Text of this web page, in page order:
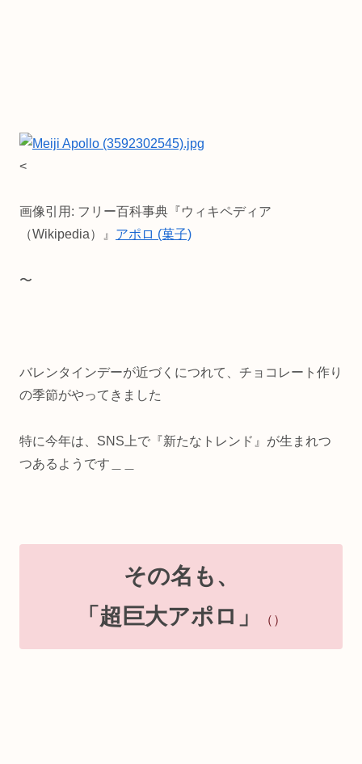
<
画像引用: フリー百科事典『ウィキペディア
（Wikipedia）』 アポロ (菓子)
〜
バレンタインデーが近づくにつれて、チョコレート作り
の季節がやってきました
特に今年は、SNS上で『新たなトレンド』が生まれつ
つあるようです＿＿
その名も、
「超巨大アポロ」
（）